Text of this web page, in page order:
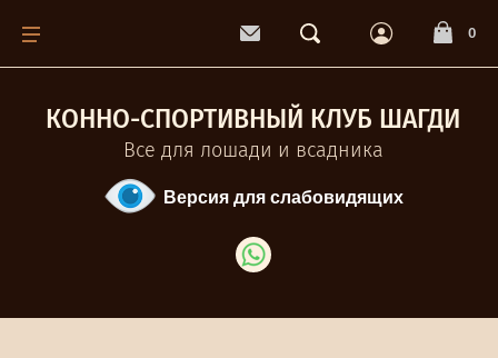
0
КОННО-СПОРТИВНЫЙ КЛУБ ШАГДИ
Все для лошади и всадника
Версия для слабовидящих
Вальтрапы
Комиссионные товары